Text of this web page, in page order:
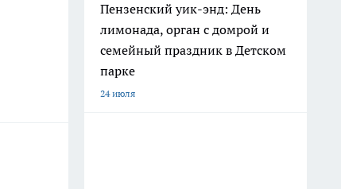
Пензенский уик-энд: День
лимонада, орган с домрой и
семейный праздник в Детском
парке
24 июля